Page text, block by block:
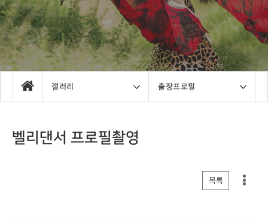
갤러리 출장프로필
벨리댄서 프로필촬영
목록